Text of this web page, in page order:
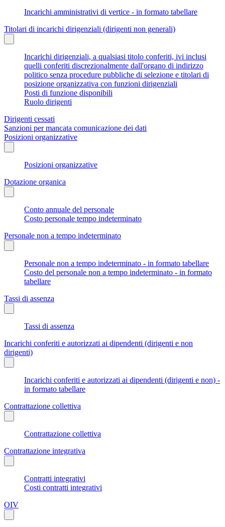
Incarichi amministrativi di vertice - in formato tabellare
Titolari di incarichi dirigenziali (dirigenti non generali)
Incarichi dirigenziali, a qualsiasi titolo conferiti, ivi inclusi
quelli conferiti discrezionalmente dall'organo di indirizzo
politico senza procedure pubbliche di selezione e titolari di
posizione organizzativa con funzioni dirigenziali
Posti di funzione disponibili
Ruolo dirigenti
Dirigenti cessati
Sanzioni per mancata comunicazione dei dati
Posizioni organizzative
Posizioni organizzative
Dotazione organica
Conto annuale del personale
Costo personale tempo indeterminato
Personale non a tempo indeterminato
Personale non a tempo indeterminato - in formato tabellare
Costo del personale non a tempo indeterminato - in formato
tabellare
Tassi di assenza
Tassi di assenza
Incarichi conferiti e autorizzati ai dipendenti (dirigenti e non
dirigenti)
Incarichi conferiti e autorizzati ai dipendenti (dirigenti e non) -
in formato tabellare
Contrattazione collettiva
Contrattazione collettiva
Contrattazione integrativa
Contratti integrativi
Costi contratti integrativi
OIV